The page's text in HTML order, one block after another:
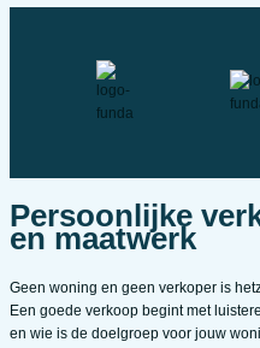
Persoonlijke
en maatwerk
Geen woning en geen verkoper is
Een goede verkoop begint met
en wie is de doelgroep voor jouw